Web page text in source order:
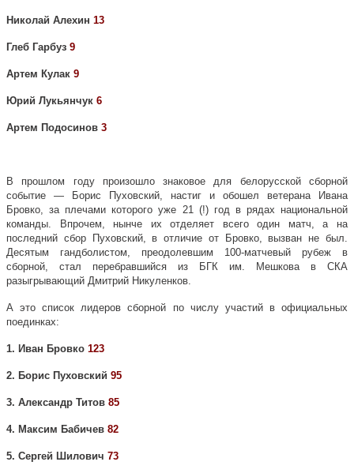
Николай Алехин 13
Глеб Гарбуз 9
Артем Кулак 9
Юрий Лукьянчук 6
Артем Подосинов 3
В прошлом году произошло знаковое для белорусской сборной
событие — Борис Пуховский , настиг и обошел ветерана Ивана
Бровко, за плечами которого уже 21 (!) год в рядах национальной
команды. Впрочем, нынче ихотделяет всего один матч, а на
последний сбор Пуховский, в отличие от Бровко, вызван не был.
Десятым гандболистом, преодолевшим 100-матчевый рубеж в
сборной, стал перебравшийся из БГК им. Мешкова в СКА
разыгрывающий Дмитрий Никуленков.
А это список лидеров сборной по числу участий в официальных
поединках:
1. Иван Бровко 123
2. Борис Пуховский 95
3. Александр Титов 85
4. Максим Бабичев 82
5. Сергей Шилович 73